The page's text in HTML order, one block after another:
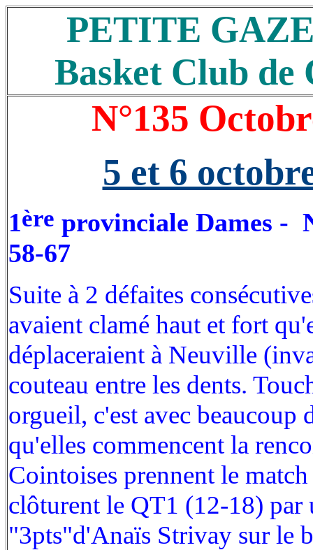
PETITE
Basket Club de
N°135
5 et 6
1ère provinciale Dames -
58-67
Suite à 2 défaites
avaient clamé haut et fort
déplaceraient à Neuville
couteau entre les dents.
orgueil, c'est avec beaucoup
qu'elles commencent la
Cointoises prennent le
clôturent le QT1 (12-18)
"3pts"d'Anaïs Strivay sur le